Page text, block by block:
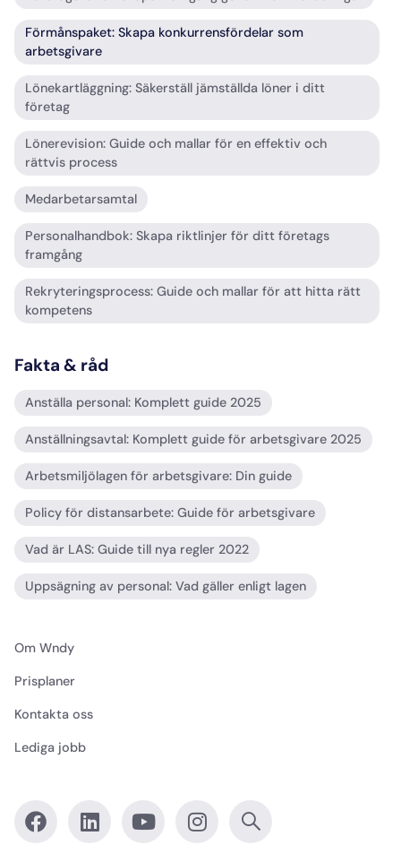
Förmånspaket: Skapa konkurrensfördelar som
arbetsgivare
Lönekartläggning: Säkerställ jämställda löner i ditt
företag
Lönerevision: Guide och mallar för en effektiv och
rättvis process
Medarbetarsamtal
Personalhandbok: Skapa riktlinjer för ditt företags
framgång
Rekryteringsprocess: Guide och mallar för att hitta rätt
kompetens
Fakta & råd
Anställa personal: Komplett guide 2025
Anställningsavtal: Komplett guide för arbetsgivare 2025
Arbetsmiljölagen för arbetsgivare: Din guide
Policy för distansarbete: Guide för arbetsgivare
Vad är LAS: Guide till nya regler 2022
Uppsägning av personal: Vad gäller enligt lagen
Om Wndy
Prisplaner
Kontakta oss
Lediga jobb